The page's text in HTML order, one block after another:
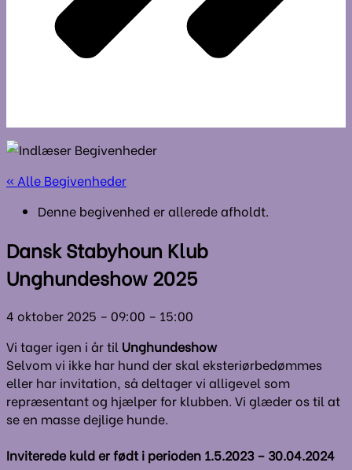
« Alle Begivenheder
Denne begivenhed er allerede afholdt.
Dansk Stabyhoun Klub
Unghundeshow 2025
4 oktober 2025 – 09:00 – 15:00
Vi tager igen i år til Unghundeshow
Selvom vi ikke har hund der skal eksteriørbedømmes
eller har invitation, så deltager vi alligevel som
repræsentant og hjælper for klubben. Vi glæder os til at
se en masse dejlige hunde.
Inviterede kuld er født i perioden 1.5.2023 – 30.04.2024